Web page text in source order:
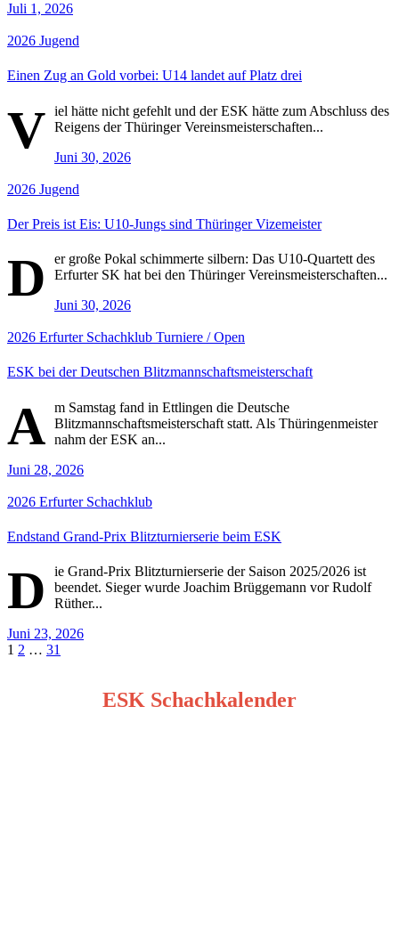
Juli 1, 2026
2026 Jugend
Einen Zug an Gold vorbei: U14 landet auf Platz drei
V iel hätte nicht gefehlt und der ESK hätte zum Abschluss des
Reigens der Thüringer Vereinsmeisterschaften...
Juni 30, 2026
2026 Jugend
Der Preis ist Eis: U10-Jungs sind Thüringer Vizemeister
D
er große Pokal schimmerte silbern: Das U10-Quartett des
Erfurter SK hat bei den Thüringer Vereinsmeisterschaften...
Juni 30, 2026
2026 Erfurter Schachklub Turniere / Open
ESK bei der Deutschen Blitzmannschaftsmeisterschaft
A m Samstag fand in Ettlingen die Deutsche
Blitzmannschaftsmeisterschaft statt. Als Thüringenmeister
nahm der ESK an...
Juni 28, 2026
2026 Erfurter Schachklub
Endstand Grand-Prix Blitzturnierserie beim ESK
D
ie Grand-Prix Blitzturnierserie der Saison 2025/2026 ist
beendet. Sieger wurde Joachim Brüggemann vor Rudolf
Rüther...
Juni 23, 2026
Seitennummerierung
1 2 … 31
ESK Schachkalender